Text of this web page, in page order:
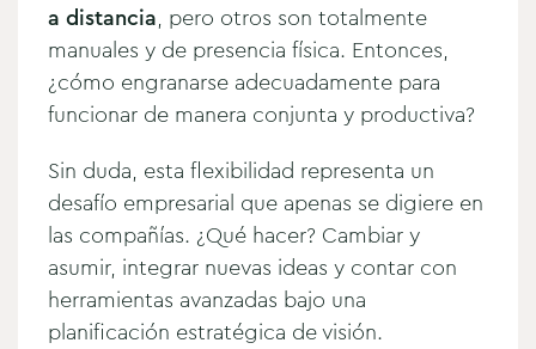
a distancia, pero otros son totalmente
manuales y de presencia física. Entonces,
¿cómo engranarse adecuadamente para
funcionar de manera conjunta y productiva?
Sin duda, esta flexibilidad representa un
desafío empresarial que apenas se digiere en
las compañías. ¿Qué hacer? Cambiar y
asumir, integrar nuevas ideas y contar con
herramientas avanzadas bajo una
planificación estratégica de visión.